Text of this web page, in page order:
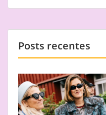
Posts recentes